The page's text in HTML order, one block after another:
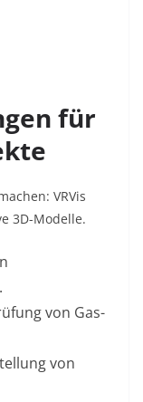
für
VRVis
3D-Modelle.
von Gas-
von